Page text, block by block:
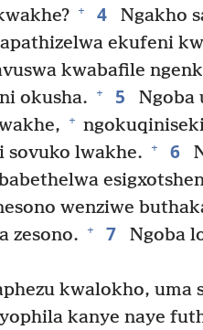
+ 4
Ngakho
ekufeni
kwabafile
okusha.
+ 5
Ngoba
+
sovuko lwakhe.
+ 6
wenziwe
zesono.
+ 7 Ngoba
kwalokho, uma
kanye naye